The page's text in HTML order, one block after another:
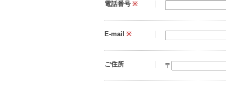
電話番号 ※
E-mail ※
ご住所 〒